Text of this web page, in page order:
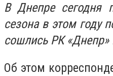
В Днепре сегодня
сезона в этом году
сошлись РК «Днепр»
Об этом